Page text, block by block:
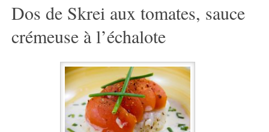
Dos de Skrei aux tomates, sauce
crémeuse à l’échalote